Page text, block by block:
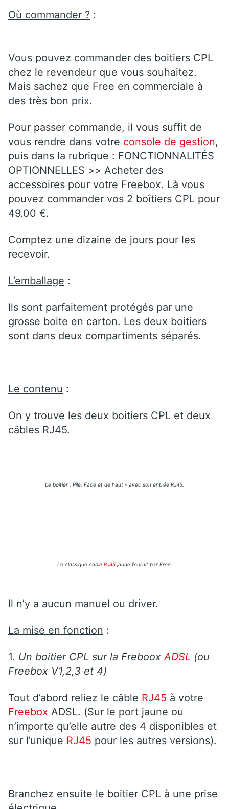
Où commander ? :
Vous pouvez commander des boitiers CPL
chez le revendeur que vous souhaitez.
Mais sachez que Free en commerciale à
des très bon prix.
Pour passer commande, il vous suffit de
vous rendre dans votre console de gestion,
puis dans la rubrique : FONCTIONNALITÉS
OPTIONNELLES >> Acheter des
accessoires pour votre Freebox. Là vous
pouvez commander vos 2 boîtiers CPL pour
49.00 €.
Comptez une dizaine de jours pour les
recevoir.
L’emballage :
Ils sont parfaitement protégés par une
grosse boite en carton. Les deux boitiers
sont dans deux compartiments séparés.
Le contenu :
On y trouve les deux boitiers CPL et deux
câbles RJ45.
Le boitier : Pile, Face et de haut – avec son entrée RJ45.
Le classique câbleRJ45 jaune fournit par Free.
Il n’y a aucun manuel ou driver.
La mise en fonction :
1. Un boitier CPL sur la Freboox ADSL (ou
Freebox V1,2,3 et 4)
Tout d’abord reliez le câble RJ45 à votre
Freebox ADSL. (Sur le port jaune ou
n’importe qu’elle autre des 4 disponibles et
sur l’unique RJ45 pour les autres versions).
Branchez ensuite le boitier CPL à une prise